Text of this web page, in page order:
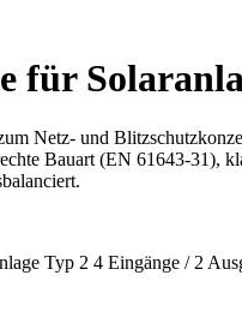
für
Netz- und
Bauart (EN 61643-31),